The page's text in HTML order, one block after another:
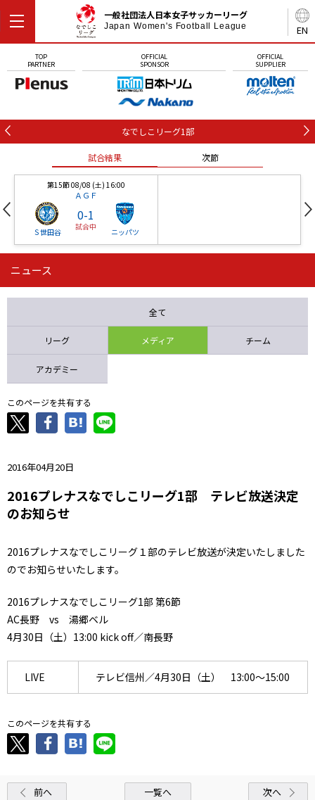
EN
一般社団法人日本女子サッカーリーグ
Japan Women's Football League
TOP
PARTNER
OFFICIAL
SPONSOR
OFFICIAL
SUPPLIER
なでしこリーグ1部
試合結果 次節
第15節 08/08 (土) 16:00
ＡＧＦ
Ｓ世田谷
0-1
試合中
ニッパツ
第16節 09/05 (土) 15:00
ニッパツ 石人の星
ニュース
全て
リーグ メディア チーム
アカデミー
このページを共有する
2016年04月20日
2016プレナスなでしこリーグ1部 テレビ放送決定
のお知らせ
2016プレナスなでしこリーグ１部のテレビ放送が決定いたしました
のでお知らせいたします。
2016プレナスなでしこリーグ1部 第6節
AC長野 vs 湯郷ベル
4月30日（土）13:00 kick off／南長野
LIVE テレビ信州／4月30日（土） 13:00～15:00
このページを共有する
前へ 一覧へ 次へ